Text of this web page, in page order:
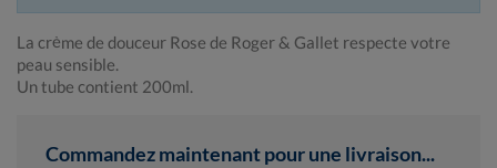
La crème de douceur Rose de Roger & Gallet respecte votre
peau sensible.
Un tube contient 200ml.
Commandez maintenant pour une livraison...